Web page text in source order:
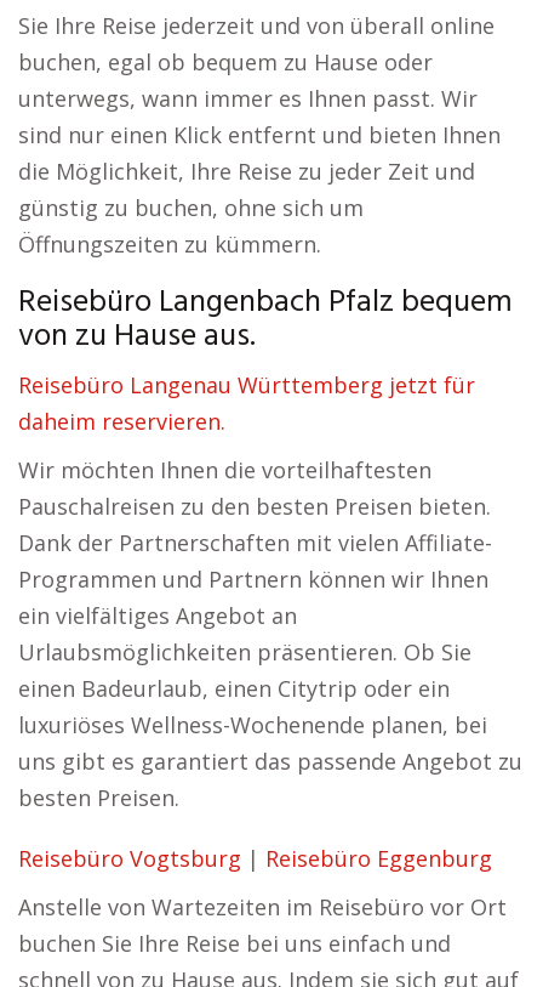
Sie Ihre Reise jederzeit und von überall online
buchen, egal ob bequem zu Hause oder
unterwegs, wann immer es Ihnen passt. Wir
sind nur einen Klick entfernt und bieten Ihnen
die Möglichkeit, Ihre Reise zu jeder Zeit und
günstig zu buchen, ohne sich um
Öffnungszeiten zu kümmern.
Reisebüro Langenbach Pfalz bequem
von zu Hause aus.
Reisebüro Langenau Württemberg jetzt für
daheim reservieren.
Wir möchten Ihnen die vorteilhaftesten
Pauschalreisen zu den besten Preisen bieten.
Dank der Partnerschaften mit vielen Affiliate-
Programmen und Partnern können wir Ihnen
ein vielfältiges Angebot an
Urlaubsmöglichkeiten präsentieren. Ob Sie
einen Badeurlaub, einen Citytrip oder ein
luxuriöses Wellness-Wochenende planen, bei
uns gibt es garantiert das passende Angebot zu
besten Preisen.
Reisebüro Vogtsburg | Reisebüro Eggenburg
Anstelle von Wartezeiten im Reisebüro vor Ort
buchen Sie Ihre Reise bei uns einfach und
schnell von zu Hause aus. Indem sie sich gut auf